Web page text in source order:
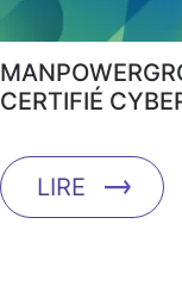
CERTIFIÉ
LIRE